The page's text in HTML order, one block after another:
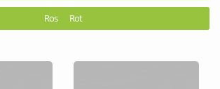
Ros Rot